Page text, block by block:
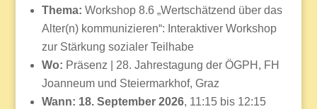
Thema: Workshop 8.6 „Wertschätzend über das
Alter(n) kommunizieren“: Interaktiver Workshop
zur Stärkung sozialer Teilhabe
Wo: Präsenz | 28. Jahrestagung der ÖGPH, FH
Joanneum und Steiermarkhof, Graz
Wann: 18. September 2026, 11:15 bis 12:15